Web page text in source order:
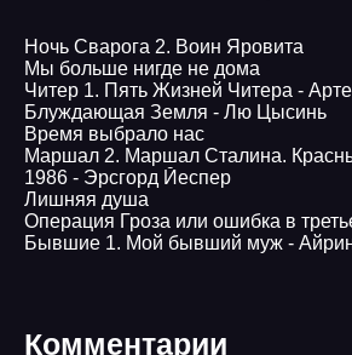
Ночь Сварога 2. Воин Яровита
Мы больше нигде не дома
Читер 1. Пять Жизней Читера -
Блуждающая Земля - Лю Цысинь
Время выбрало нас
Маршал 2. Маршал Сталина.
1986 - Эрсгорд Йеспер
Лишняя душа
Операция Гроза или ошибка в
Бывшие 1. Мой бывший муж -
Комментарии